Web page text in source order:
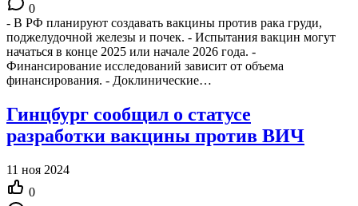
0
- В РФ планируют создавать вакцины против рака груди,
поджелудочной железы и почек. - Испытания вакцин могут
начаться в конце 2025 или начале 2026 года. -
Финансирование исследований зависит от объема
финансирования. - Доклинические…
Гинцбург сообщил о статусе
разработки вакцины против ВИЧ
11 ноя 2024
0